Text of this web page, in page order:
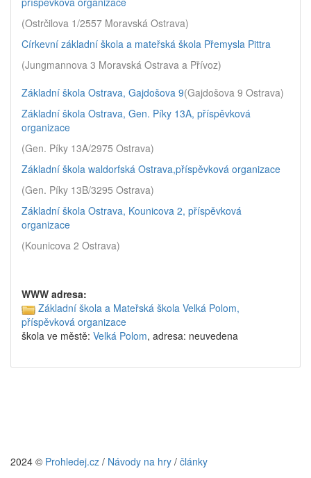
(Ostrčilova 1/2557 Moravská Ostrava)
Církevní základní škola a mateřská škola Přemysla Pittra
(Jungmannova 3 Moravská Ostrava a Přívoz)
Základní škola Ostrava, Gajdošova 9(Gajdošova 9 Ostrava)
Základní škola Ostrava, Gen. Píky 13A, příspěvková
organizace
(Gen. Píky 13A/2975 Ostrava)
Základní škola waldorfská Ostrava,příspěvková organizace
(Gen. Píky 13B/3295 Ostrava)
Základní škola Ostrava, Kounicova 2, příspěvková
organizace
(Kounicova 2 Ostrava)
WWW adresa:
Základní škola a Mateřská škola Velká Polom,
příspěvková organizace
škola ve městě: Velká Polom, adresa: neuvedena
2024 © Prohledej.cz / Návody na hry / články